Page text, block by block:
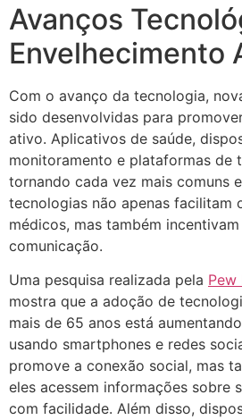
Avanços
Envelhecimento
Com o avanço da tecnologia,
sido desenvolvidas para
ativo. Aplicativos de saúde,
monitoramento e plataformas de
tornando cada vez mais comuns
tecnologias não apenas facilitam
médicos, mas também
comunicação.
Uma pesquisa realizada pela Pew
mostra que a adoção de
mais de 65 anos está
usando smartphones e redes
promove a conexão social, mas
eles acessem informações sobre
com facilidade. Além disso,